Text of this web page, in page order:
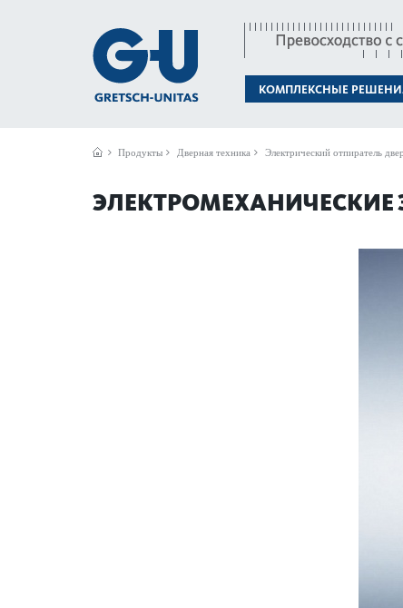
КОМПЛЕКСНЫЕ
Продукты Дверная техника Электрический отпиратель